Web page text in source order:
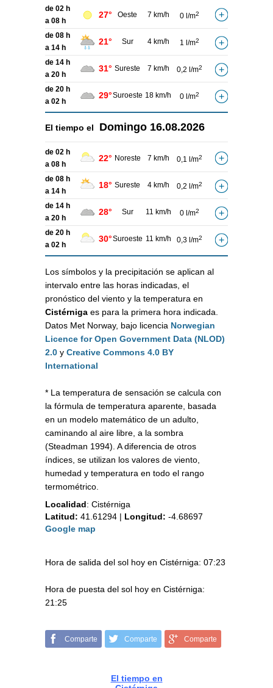
de 02 h
a 08 h
27° Oeste 7 km/h 0 l/m2
de 08 h
a 14 h
21° Sur 4 km/h 1 l/m2
de 14 h
a 20 h
31° Sureste 7 km/h 0,2 l/m2
de 20 h
a 02 h
29°Suroeste 18 km/h 0 l/m2
El tiempo el Domingo 16.08.2026
de 02 h
a 08 h
22° Noreste 7 km/h 0,1 l/m2
de 08 h
a 14 h
18° Sureste 4 km/h 0,2 l/m2
de 14 h
a 20 h
28° Sur 11 km/h 0 l/m2
de 20 h
a 02 h
30°Suroeste 11 km/h 0,3 l/m2
Los símbolos y la precipitación se aplican al
intervalo entre las horas indicadas, el
pronóstico del viento y la temperatura en
Cistérniga es para la primera hora indicada.
Datos Met Norway, bajo licencia Norwegian
Licence for Open Government Data (NLOD)
2.0 y Creative Commons 4.0 BY
International
* La temperatura de sensación se calcula con
la fórmula de temperatura aparente, basada
en un modelo matemático de un adulto,
caminando al aire libre, a la sombra
(Steadman 1994). A diferencia de otros
índices, se utilizan los valores de viento,
humedad y temperatura en todo el rango
termométrico.
Localidad: Cistérniga
Latitud: 41.61294 | Longitud: -4.68697
Google map
Hora de salida del sol hoy en Cistérniga: 07:23
Hora de puesta del sol hoy en Cistérniga:
21:25
Comparte Comparte Comparte
El tiempo en